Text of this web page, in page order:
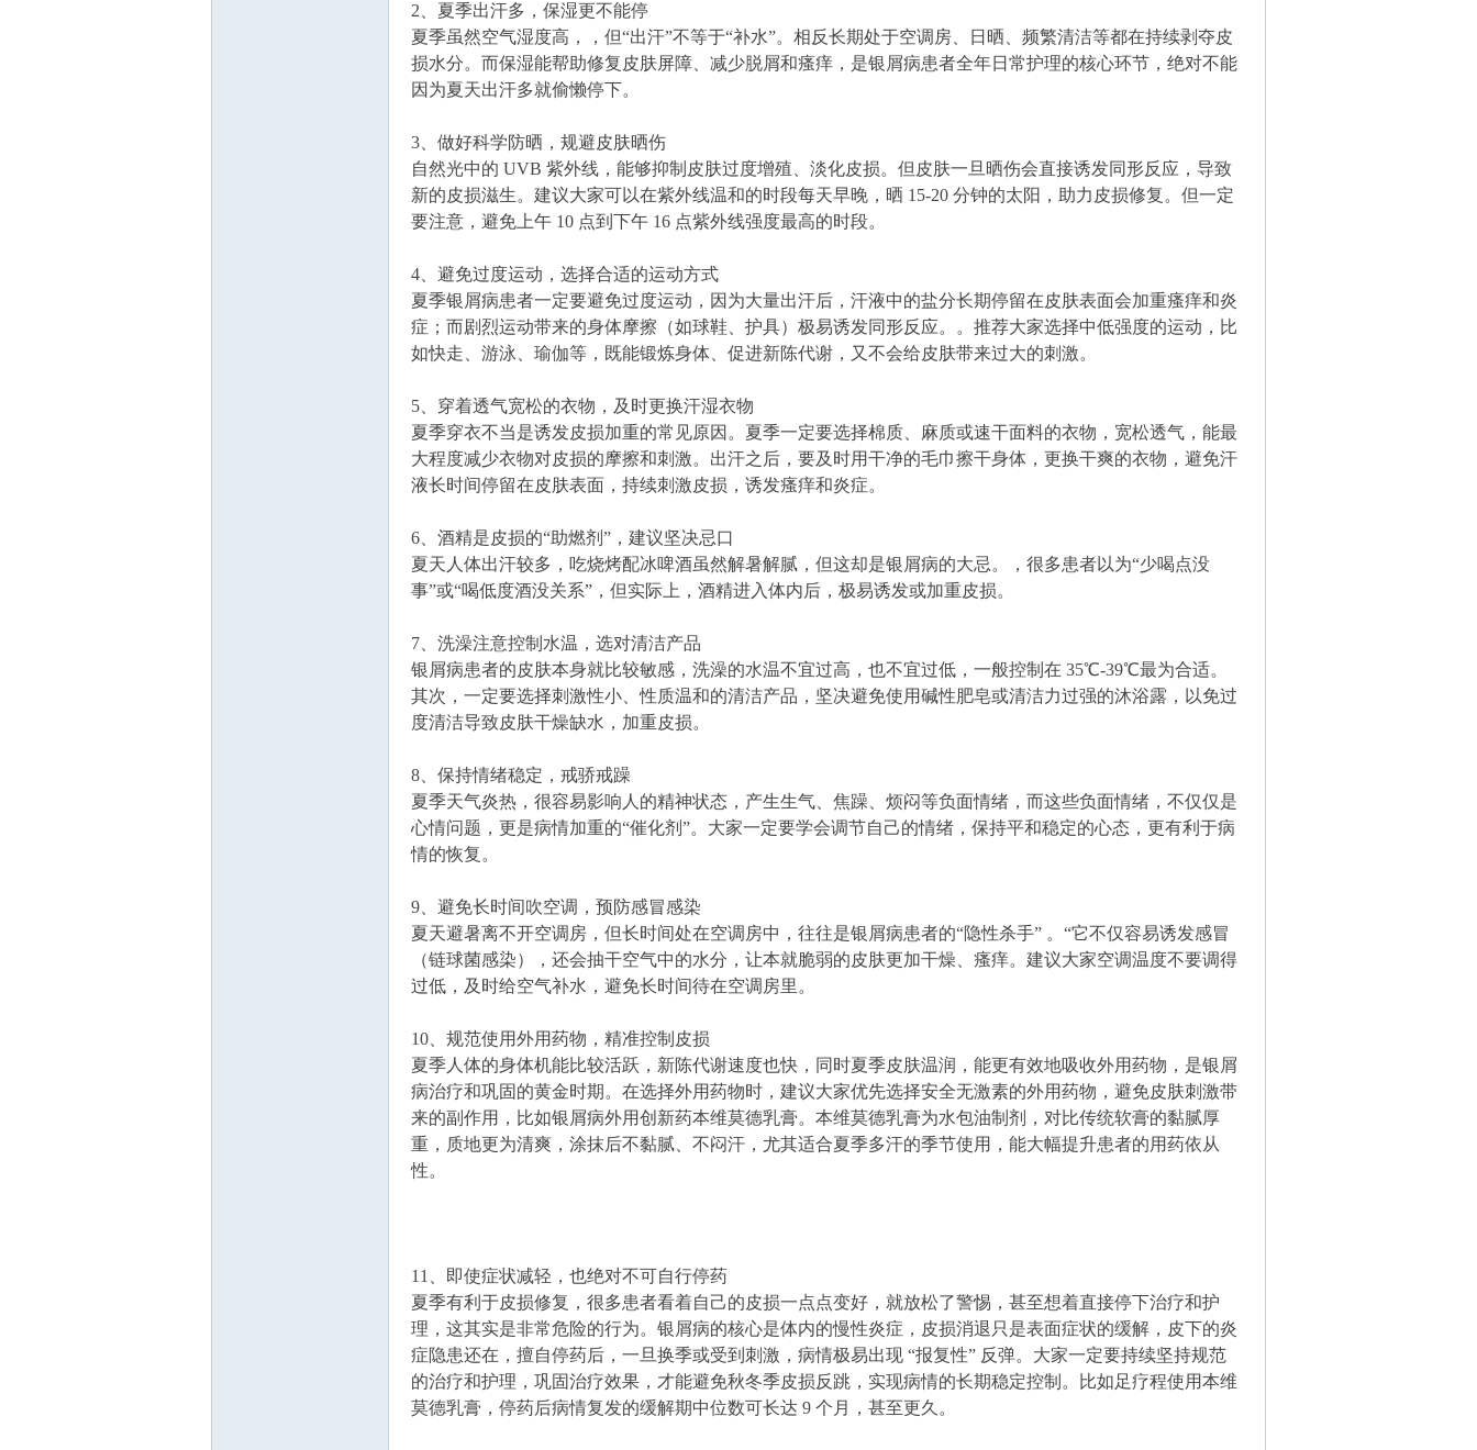
2、夏季出汗多，保湿更不能停
夏季虽然空气湿度高，，但“出汗”不等于“补水”。相反长期处于空调房、日晒、频繁清洁等都在持续剥夺皮
损水分。而保湿能帮助修复皮肤屏障、减少脱屑和瘙痒，是银屑病患者全年日常护理的核心环节，绝对不能
因为夏天出汗多就偷懒停下。
3、做好科学防晒，规避皮肤晒伤
自然光中的 UVB 紫外线，能够抑制皮肤过度增殖、淡化皮损。但皮肤一旦晒伤会直接诱发同形反应，导致
新的皮损滋生。建议大家可以在紫外线温和的时段每天早晚，晒 15-20 分钟的太阳，助力皮损修复。但一定
要注意，避免上午 10 点到下午 16 点紫外线强度最高的时段。
4、避免过度运动，选择合适的运动方式
夏季银屑病患者一定要避免过度运动，因为大量出汗后，汗液中的盐分长期停留在皮肤表面会加重瘙痒和炎
症；而剧烈运动带来的身体摩擦（如球鞋、护具）极易诱发同形反应。。推荐大家选择中低强度的运动，比
如快走、游泳、瑜伽等，既能锻炼身体、促进新陈代谢，又不会给皮肤带来过大的刺激。
5、穿着透气宽松的衣物，及时更换汗湿衣物
夏季穿衣不当是诱发皮损加重的常见原因。夏季一定要选择棉质、麻质或速干面料的衣物，宽松透气，能最
大程度减少衣物对皮损的摩擦和刺激。出汗之后，要及时用干净的毛巾擦干身体，更换干爽的衣物，避免汗
液长时间停留在皮肤表面，持续刺激皮损，诱发瘙痒和炎症。
6、酒精是皮损的“助燃剂”，建议坚决忌口
夏天人体出汗较多，吃烧烤配冰啤酒虽然解暑解腻，但这却是银屑病的大忌。，很多患者以为“少喝点没
事”或“喝低度酒没关系”，但实际上，酒精进入体内后，极易诱发或加重皮损。
7、洗澡注意控制水温，选对清洁产品
银屑病患者的皮肤本身就比较敏感，洗澡的水温不宜过高，也不宜过低，一般控制在 35℃-39℃最为合适。
其次，一定要选择刺激性小、性质温和的清洁产品，坚决避免使用碱性肥皂或清洁力过强的沐浴露，以免过
度清洁导致皮肤干燥缺水，加重皮损。
8、保持情绪稳定，戒骄戒躁
夏季天气炎热，很容易影响人的精神状态，产生生气、焦躁、烦闷等负面情绪，而这些负面情绪，不仅仅是
心情问题，更是病情加重的“催化剂”。大家一定要学会调节自己的情绪，保持平和稳定的心态，更有利于病
情的恢复。
9、避免长时间吹空调，预防感冒感染
夏天避暑离不开空调房，但长时间处在空调房中，往往是银屑病患者的“隐性杀手” 。“它不仅容易诱发感冒
（链球菌感染），还会抽干空气中的水分，让本就脆弱的皮肤更加干燥、瘙痒。建议大家空调温度不要调得
过低，及时给空气补水，避免长时间待在空调房里。
10、规范使用外用药物，精准控制皮损
夏季人体的身体机能比较活跃，新陈代谢速度也快，同时夏季皮肤温润，能更有效地吸收外用药物，是银屑
病治疗和巩固的黄金时期。在选择外用药物时，建议大家优先选择安全无激素的外用药物，避免皮肤刺激带
来的副作用，比如银屑病外用创新药本维莫德乳膏。本维莫德乳膏为水包油制剂，对比传统软膏的黏腻厚
重，质地更为清爽，涂抹后不黏腻、不闷汗，尤其适合夏季多汗的季节使用，能大幅提升患者的用药依从
性。
11、即使症状减轻，也绝对不可自行停药
夏季有利于皮损修复，很多患者看着自己的皮损一点点变好，就放松了警惕，甚至想着直接停下治疗和护
理，这其实是非常危险的行为。银屑病的核心是体内的慢性炎症，皮损消退只是表面症状的缓解，皮下的炎
症隐患还在，擅自停药后，一旦换季或受到刺激，病情极易出现 “报复性” 反弹。大家一定要持续坚持规范
的治疗和护理，巩固治疗效果，才能避免秋冬季皮损反跳，实现病情的长期稳定控制。比如足疗程使用本维
莫德乳膏，停药后病情复发的缓解期中位数可长达 9 个月，甚至更久。